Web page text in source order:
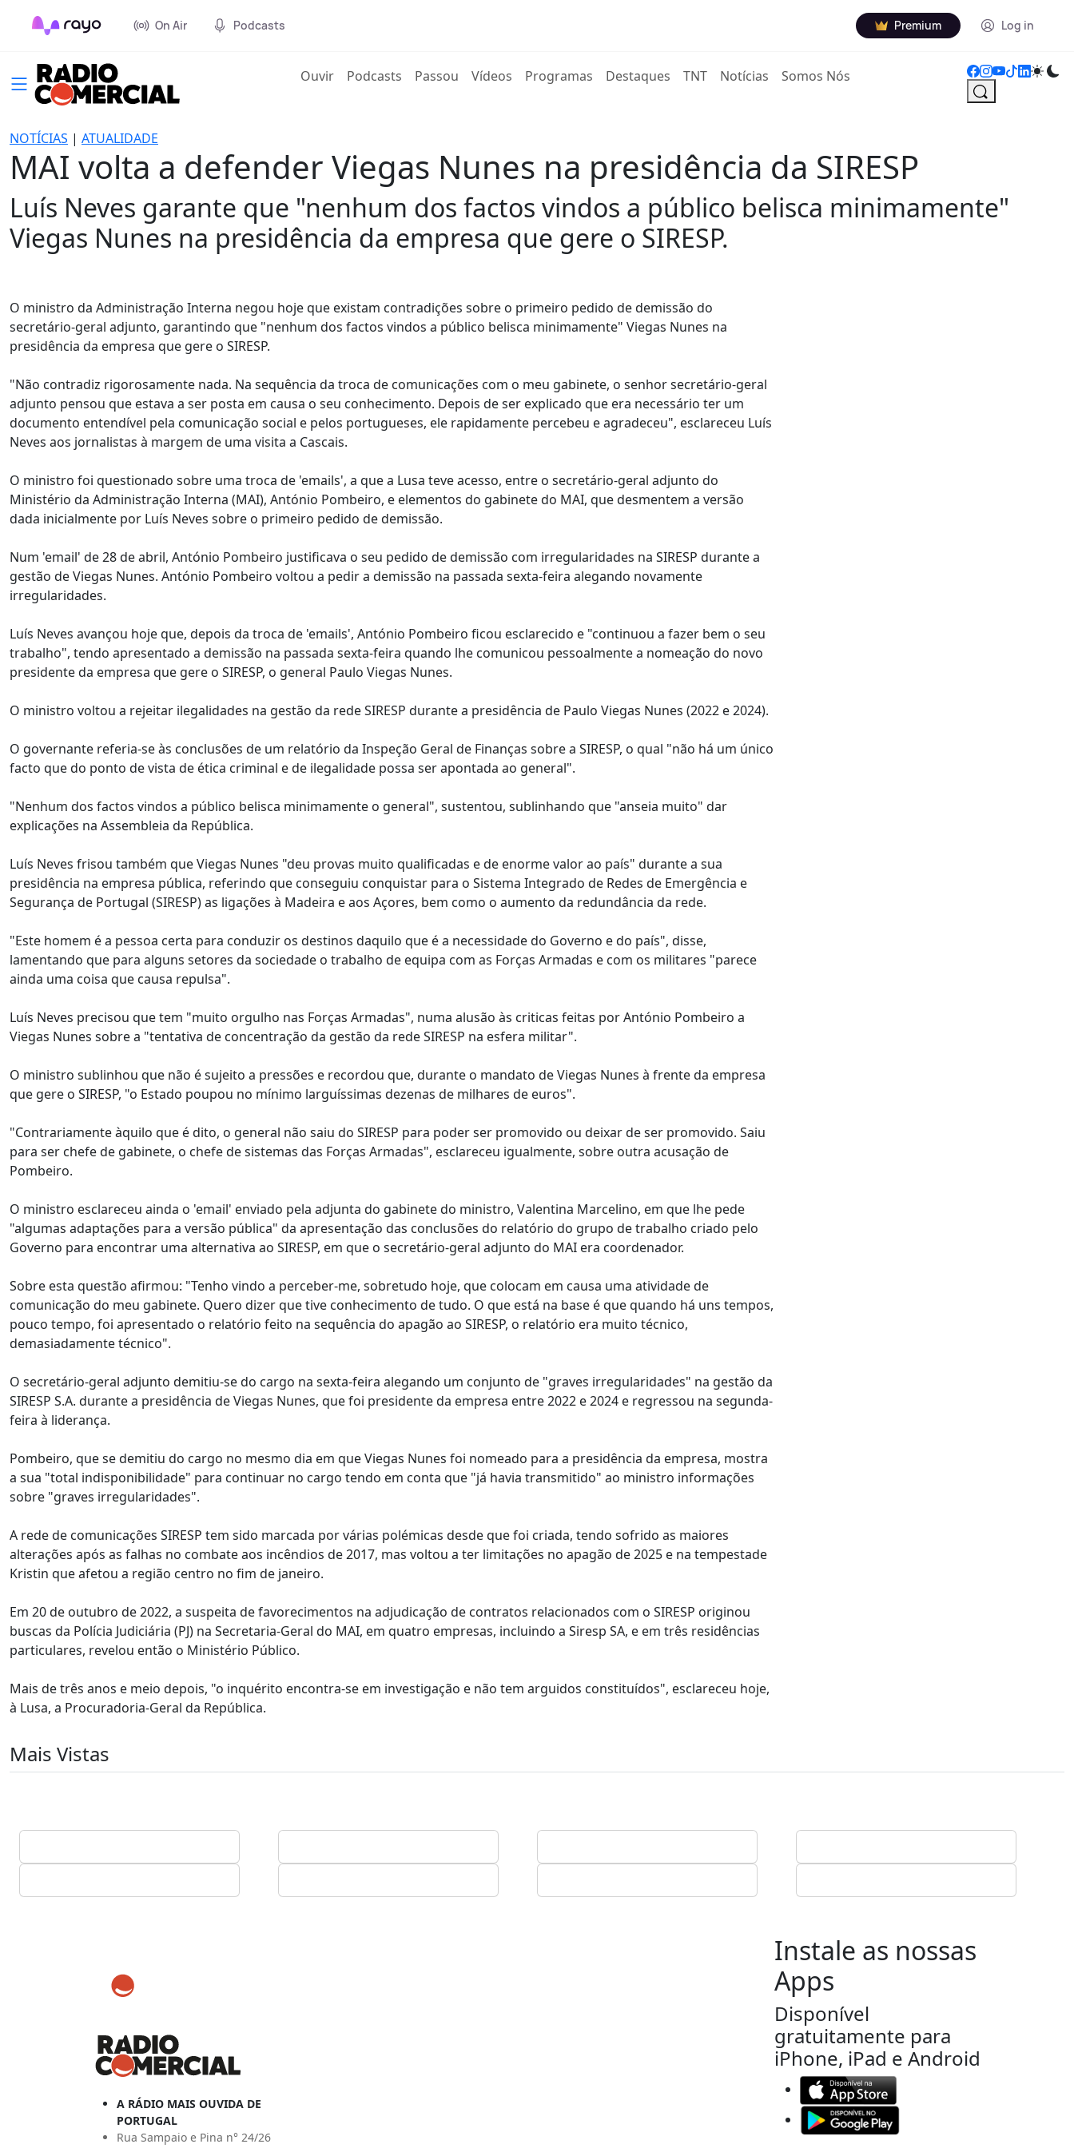
On Air Podcasts Premium Log in
Ouvir(current)
Podcasts Passou Vídeos Programas Destaques TNT Notícias Somos Nós
NOTÍCIAS | ATUALIDADE
MAI volta a defender Viegas Nunes na presidência da SIRESP
Luís Neves garante que "nenhum dos factos vindos a público belisca minimamente"
Viegas Nunes na presidência da empresa que gere o SIRESP.
O ministro da Administração Interna negou hoje que existam contradições sobre o primeiro pedido de demissão do
secretário-geral adjunto, garantindo que "nenhum dos factos vindos a público belisca minimamente" Viegas Nunes na
presidência da empresa que gere o SIRESP.
"Não contradiz rigorosamente nada. Na sequência da troca de comunicações com o meu gabinete, o senhor secretário-geral
adjunto pensou que estava a ser posta em causa o seu conhecimento. Depois de ser explicado que era necessário ter um
documento entendível pela comunicação social e pelos portugueses, ele rapidamente percebeu e agradeceu", esclareceu Luís
Neves aos jornalistas à margem de uma visita a Cascais.
O ministro foi questionado sobre uma troca de 'emails', a que a Lusa teve acesso, entre o secretário-geral adjunto do
Ministério da Administração Interna (MAI), António Pombeiro, e elementos do gabinete do MAI, que desmentem a versão
dada inicialmente por Luís Neves sobre o primeiro pedido de demissão.
Num 'email' de 28 de abril, António Pombeiro justificava o seu pedido de demissão com irregularidades na SIRESP durante a
gestão de Viegas Nunes. António Pombeiro voltou a pedir a demissão na passada sexta-feira alegando novamente
irregularidades.
Luís Neves avançou hoje que, depois da troca de 'emails', António Pombeiro ficou esclarecido e "continuou a fazer bem o seu
trabalho", tendo apresentado a demissão na passada sexta-feira quando lhe comunicou pessoalmente a nomeação do novo
presidente da empresa que gere o SIRESP, o general Paulo Viegas Nunes.
O ministro voltou a rejeitar ilegalidades na gestão da rede SIRESP durante a presidência de Paulo Viegas Nunes (2022 e 2024).
O governante referia-se às conclusões de um relatório da Inspeção Geral de Finanças sobre a SIRESP, o qual "não há um único
facto que do ponto de vista de ética criminal e de ilegalidade possa ser apontada ao general".
"Nenhum dos factos vindos a público belisca minimamente o general", sustentou, sublinhando que "anseia muito" dar
explicações na Assembleia da República.
Luís Neves frisou também que Viegas Nunes "deu provas muito qualificadas e de enorme valor ao país" durante a sua
presidência na empresa pública, referindo que conseguiu conquistar para o Sistema Integrado de Redes de Emergência e
Segurança de Portugal (SIRESP) as ligações à Madeira e aos Açores, bem como o aumento da redundância da rede.
"Este homem é a pessoa certa para conduzir os destinos daquilo que é a necessidade do Governo e do país", disse,
lamentando que para alguns setores da sociedade o trabalho de equipa com as Forças Armadas e com os militares "parece
ainda uma coisa que causa repulsa".
Luís Neves precisou que tem "muito orgulho nas Forças Armadas", numa alusão às criticas feitas por António Pombeiro a
Viegas Nunes sobre a "tentativa de concentração da gestão da rede SIRESP na esfera militar".
O ministro sublinhou que não é sujeito a pressões e recordou que, durante o mandato de Viegas Nunes à frente da empresa
que gere o SIRESP, "o Estado poupou no mínimo larguíssimas dezenas de milhares de euros".
"Contrariamente àquilo que é dito, o general não saiu do SIRESP para poder ser promovido ou deixar de ser promovido. Saiu
para ser chefe de gabinete, o chefe de sistemas das Forças Armadas", esclareceu igualmente, sobre outra acusação de
Pombeiro.
O ministro esclareceu ainda o 'email' enviado pela adjunta do gabinete do ministro, Valentina Marcelino, em que lhe pede
"algumas adaptações para a versão pública" da apresentação das conclusões do relatório do grupo de trabalho criado pelo
Governo para encontrar uma alternativa ao SIRESP, em que o secretário-geral adjunto do MAI era coordenador.
Sobre esta questão afirmou: "Tenho vindo a perceber-me, sobretudo hoje, que colocam em causa uma atividade de
comunicação do meu gabinete. Quero dizer que tive conhecimento de tudo. O que está na base é que quando há uns tempos,
pouco tempo, foi apresentado o relatório feito na sequência do apagão ao SIRESP, o relatório era muito técnico,
demasiadamente técnico".
O secretário-geral adjunto demitiu-se do cargo na sexta-feira alegando um conjunto de "graves irregularidades" na gestão da
SIRESP S.A. durante a presidência de Viegas Nunes, que foi presidente da empresa entre 2022 e 2024 e regressou na segunda-
feira à liderança.
Pombeiro, que se demitiu do cargo no mesmo dia em que Viegas Nunes foi nomeado para a presidência da empresa, mostra
a sua "total indisponibilidade" para continuar no cargo tendo em conta que "já havia transmitido" ao ministro informações
sobre "graves irregularidades".
A rede de comunicações SIRESP tem sido marcada por várias polémicas desde que foi criada, tendo sofrido as maiores
alterações após as falhas no combate aos incêndios de 2017, mas voltou a ter limitações no apagão de 2025 e na tempestade
Kristin que afetou a região centro no fim de janeiro.
Em 20 de outubro de 2022, a suspeita de favorecimentos na adjudicação de contratos relacionados com o SIRESP originou
buscas da Polícia Judiciária (PJ) na Secretaria-Geral do MAI, em quatro empresas, incluindo a Siresp SA, e em três residências
particulares, revelou então o Ministério Público.
Mais de três anos e meio depois, "o inquérito encontra-se em investigação e não tem arguidos constituídos", esclareceu hoje,
à Lusa, a Procuradoria-Geral da República.
Mais Vistas
A RÁDIO MAIS OUVIDA DE
PORTUGAL
Rua Sampaio e Pina n° 24/26
Instale as nossas
Apps
Disponível
gratuitamente para
iPhone, iPad e Android